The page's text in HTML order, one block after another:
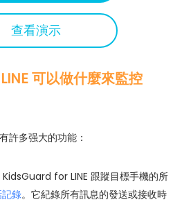
查看演示
可以做什麼來監控
許多强大的功能：
KidsGuard for LINE 跟蹤目標手機的所
記錄。它紀錄所有訊息的發送或接收時